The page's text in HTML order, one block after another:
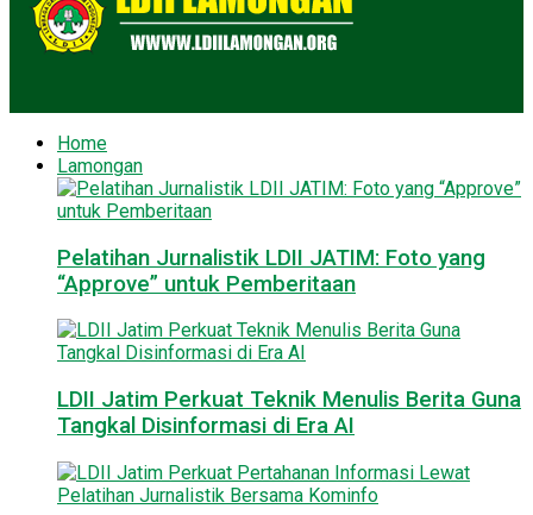
Home
Lamongan
Pelatihan Jurnalistik LDII JATIM: Foto yang
“Approve” untuk Pemberitaan
LDII Jatim Perkuat Teknik Menulis Berita Guna
Tangkal Disinformasi di Era AI